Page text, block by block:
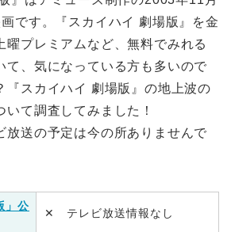
です。『スカイハイ 劇場版』を金
曜プレミアムなど、無料でみれる
て、気になっている方も多いので
『スカイハイ 劇場版』の地上波の
いて調査してみました！
放送の予定は今の所ありませんで
」公
✕ テレビ放送情報なし